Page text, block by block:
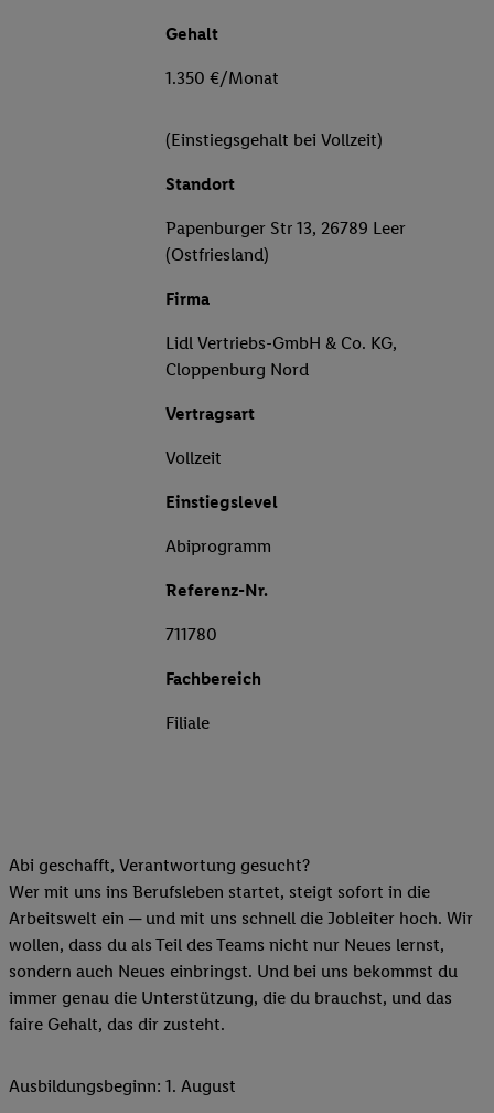
Gehalt
1.350 €/Monat
(Einstiegsgehalt bei Vollzeit)
Standort
Papenburger Str 13, 26789 Leer
(Ostfriesland)
Firma
Lidl Vertriebs-GmbH & Co. KG,
Cloppenburg Nord
Vertragsart
Vollzeit
Einstiegslevel
Abiprogramm
Referenz-Nr.
711780
Fachbereich
Filiale
Abi geschafft, Verantwortung gesucht?
Wer mit uns ins Berufsleben startet, steigt sofort in die
Arbeitswelt ein ─ und mit uns schnell die Jobleiter hoch. Wir
wollen, dass du als Teil des Teams nicht nur Neues lernst,
sondern auch Neues einbringst. Und bei uns bekommst du
immer genau die Unterstützung, die du brauchst, und das
faire Gehalt, das dir zusteht.
Ausbildungsbeginn: 1. August